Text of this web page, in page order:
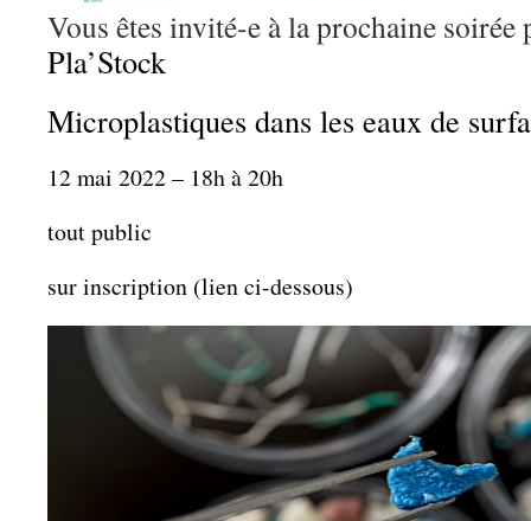
Vous êtes invité-e à la prochaine soirée
Pla’Stock
Microplastiques dans les eaux de
12 mai 2022 – 18h à 20h
tout public
sur inscription (lien ci-dessous)